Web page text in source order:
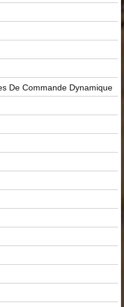
De Commande Dynamique